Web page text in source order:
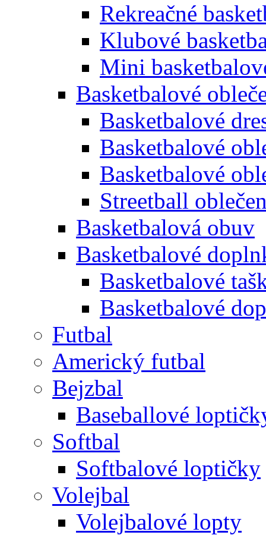
Rekreačné
Klubové
Mini
Basketbalové
Basketbalové
Basketbalové
Basketbalové
Streetball
Basketbalová obuv
Basketbalové
Basketbalové
Basketbalové
Futbal
Americký futbal
Bejzbal
Baseballové
Softbal
Softbalové loptičky
Volejbal
Volejbalové lopty